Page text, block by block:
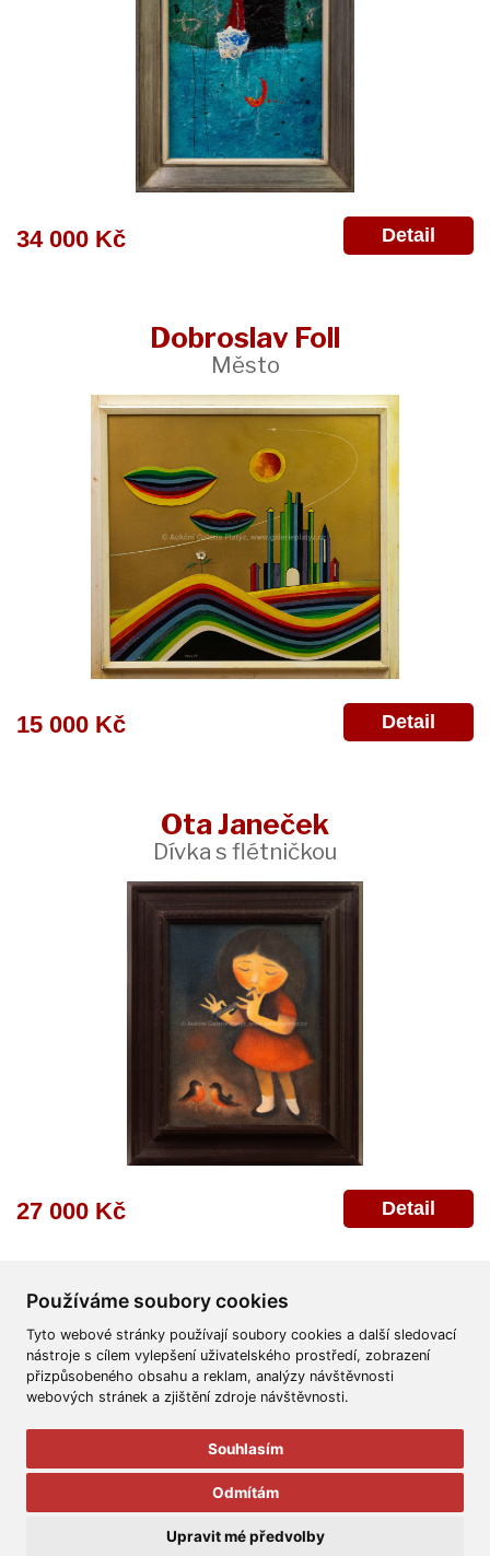
Používáme soubory cookies
Tyto webové stránky používají soubory cookies a další sledovací
nástroje s cílem vylepšení uživatelského prostředí, zobrazení
přizpůsobeného obsahu a reklam, analýzy návštěvnosti
webových stránek a zjištění zdroje návštěvnosti.
Souhlasím
Odmítám
Upravit mé předvolby
34 000 Kč Detail
Dobroslav Foll
Město
15 000 Kč Detail
Ota Janeček
Dívka s flétničkou
27 000 Kč Detail
Všeobecné obchodní podmínky Reklamační řád
Ochrana osobních údajů
Aukční Galerie Platýz
Všechna práva vyhrazena.